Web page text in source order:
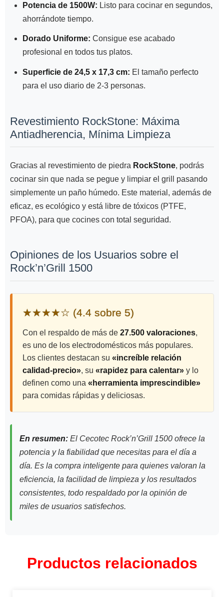
Potencia de 1500W: Listo para cocinar en segundos,
ahorrándote tiempo.
Dorado Uniforme: Consigue ese acabado
profesional en todos tus platos.
Superficie de 24,5 x 17,3 cm: El tamaño perfecto
para el uso diario de 2-3 personas.
Revestimiento RockStone: Máxima
Antiadherencia, Mínima Limpieza
Gracias al revestimiento de piedra RockStone, podrás
cocinar sin que nada se pegue y limpiar el grill pasando
simplemente un paño húmedo. Este material, además de
eficaz, es ecológico y está libre de tóxicos (PTFE,
PFOA), para que cocines con total seguridad.
Opiniones de los Usuarios sobre el
Rock’n’Grill 1500
★★★★☆ (4.4 sobre 5)
Con el respaldo de más de 27.500 valoraciones,
es uno de los electrodomésticos más populares.
Los clientes destacan su «increíble relación
calidad-precio», su «rapidez para calentar» y lo
definen como una «herramienta imprescindible»
para comidas rápidas y deliciosas.
En resumen: El Cecotec Rock’n’Grill 1500 ofrece la
potencia y la fiabilidad que necesitas para el día a
día. Es la compra inteligente para quienes valoran la
eficiencia, la facilidad de limpieza y los resultados
consistentes, todo respaldado por la opinión de
miles de usuarios satisfechos.
Productos relacionados